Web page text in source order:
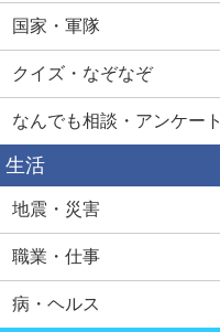
国家・軍隊
クイズ・なぞなぞ
なんでも相談・アンケート
生活
地震・災害
職業・仕事
病・ヘルス